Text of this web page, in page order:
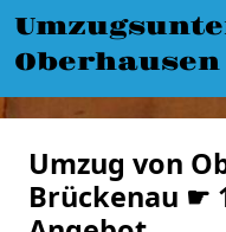
Oberhausen
Umzug von
Brückenau ☛